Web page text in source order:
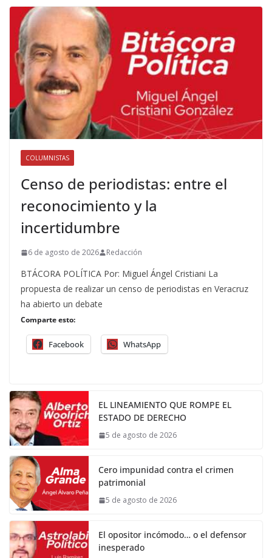
COLUMNISTAS
Censo de periodistas: entre el
reconocimiento y la
incertidumbre
6 de agosto de 2026 Redacción
BTÁCORA POLÍTICA Por: Miguel Ángel Cristiani La
propuesta de realizar un censo de periodistas en Veracruz
ha abierto un debate
Comparte esto:
Facebook WhatsApp
EL LINEAMIENTO QUE ROMPE EL
ESTADO DE DERECHO
5 de agosto de 2026
Cero impunidad contra el crimen
patrimonial
5 de agosto de 2026
El opositor incómodo… o el defensor
inesperado